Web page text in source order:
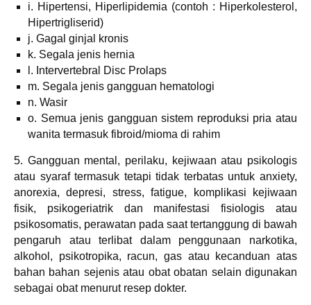
i. Hipertensi, Hiperlipidemia (contoh : Hiperkolesterol,
Hipertrigliserid)
j. Gagal ginjal kronis
k. Segala jenis hernia
l. Intervertebral Disc Prolaps
m. Segala jenis gangguan hematologi
n. Wasir
o. Semua jenis gangguan sistem reproduksi pria atau
wanita termasuk fibroid/mioma di rahim
5. Gangguan mental, perilaku, kejiwaan atau psikologis
atau syaraf termasuk tetapi tidak terbatas untuk anxiety,
anorexia, depresi, stress, fatigue, komplikasi kejiwaan
fisik, psikogeriatrik dan manifestasi fisiologis atau
psikosomatis, perawatan pada saat tertanggung di bawah
pengaruh atau terlibat dalam penggunaan narkotika,
alkohol, psikotropika, racun, gas atau kecanduan atas
bahan bahan sejenis atau obat obatan selain digunakan
sebagai obat menurut resep dokter.